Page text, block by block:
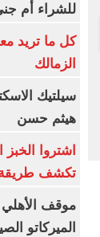
للشراء أم
كل ما تريد
الزمالك
سيلتيك
هيثم حسن
اشتروا
تكشف طريقة
موقف
الميركاتو